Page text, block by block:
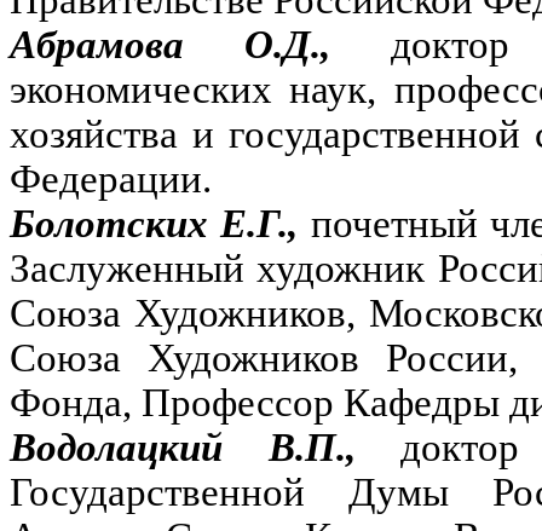
Абрамова О.Д.,
экономических наук,
хозяйства и
Федерации.
Болотских Е.Г., почетный
Заслуженный художник
Союза Художников,
Союза Художников России,
Фонда, Профессор Кафедры
Водолацкий В.П.,
Государственной Думы